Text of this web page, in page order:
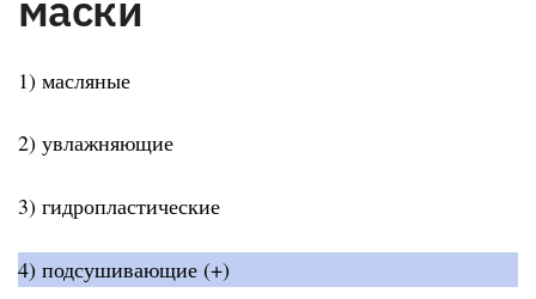
1) масляные
2) увлажняющие
3) гидропластические
4) подсушивающие (+)